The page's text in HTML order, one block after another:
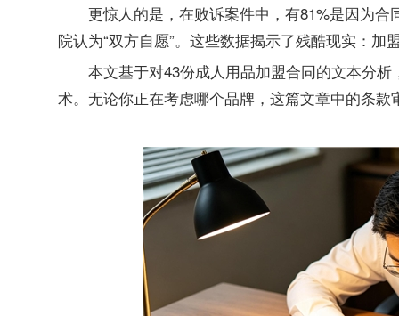
更惊人的是，在败诉案件中，有81%是因为
院认为“双方自愿”。这些数据揭示了残酷现实：
本文基于对43份成人用品加盟合同的文本分
术。无论你正在考虑哪个品牌，这篇文章中的条